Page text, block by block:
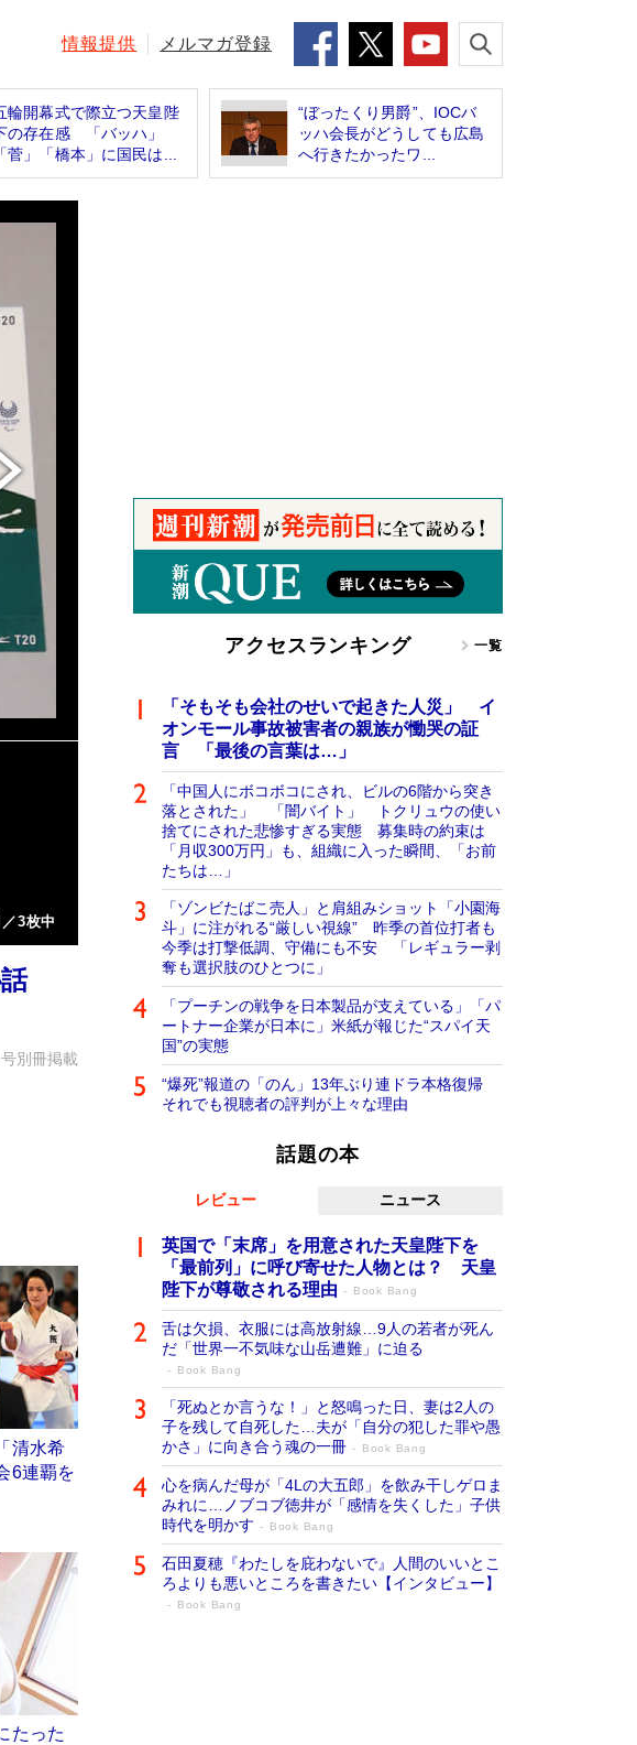
情報提供 メルマガ登録
輪開幕式で際立つ天皇陛
の存在感 「バッハ」
「菅」「橋本」に国民は...
“ぼったくり男爵”、IOCバ
ッハ会長がどうしても広島
へ行きたかったワ...
3枚中
話
別冊掲載
清水希
6連覇を
たった
アクセスランキング 一覧
「そもそも会社のせいで起きた人災」 イ
オンモール事故被害者の親族が慟哭の証
言 「最後の言葉は…」
「中国人にボコボコにされ、ビルの6階から突き
落とされた」 「闇バイト」 トクリュウの使い
捨てにされた悲惨すぎる実態 募集時の約束は
「月収300万円」も、組織に入った瞬間、「お前
たちは…」
「ゾンビたばこ売人」と肩組みショット「小園海
斗」に注がれる“厳しい視線” 昨季の首位打者も
今季は打撃低調、守備にも不安 「レギュラー剥
奪も選択肢のひとつに」
「プーチンの戦争を日本製品が支えている」「パ
ートナー企業が日本に」米紙が報じた“スパイ天
国”の実態
“爆死”報道の「のん」13年ぶり連ドラ本格復帰
それでも視聴者の評判が上々な理由
話題の本
レビュー ニュース
英国で「末席」を用意された天皇陛下を
「最前列」に呼び寄せた人物とは？ 天皇
陛下が尊敬される理由
Book Bang
舌は欠損、衣服には高放射線…9人の若者が死ん
だ「世界一不気味な山岳遭難」に迫る
Book Bang
「死ぬとか言うな！」と怒鳴った日、妻は2人の
子を残して自死した…夫が「自分の犯した罪や愚
かさ」に向き合う魂の一冊
Book Bang
心を病んだ母が「4Lの大五郎」を飲み干しゲロま
みれに…ノブコブ徳井が「感情を失くした」子供
時代を明かす
Book Bang
石田夏穂『わたしを庇わないで』人間のいいとこ
ろよりも悪いところを書きたい【インタビュー】
Book Bang